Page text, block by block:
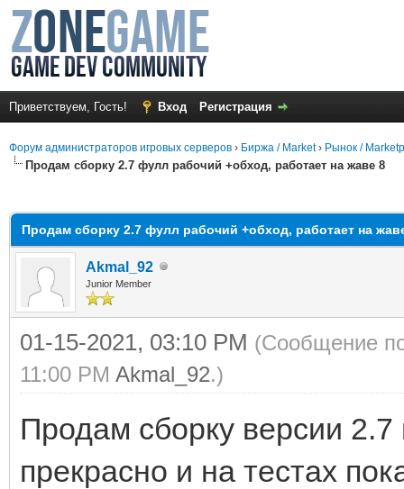
Приветствуем, Гость! Вход Регистрация
Форум администраторов игровых серверов › Биржа / Market› Рынок /
Продам сборку 2.7 фулл рабочий +обход, работает на жаве 8
Продам сборку 2.7 фулл рабочий +обход, работает на
Akmal_92
Junior Member
01-15-2021, 03:10 PM (Сообщение
11:00 PM Akmal_92.)
Продам сборку версии 2.7
прекрасно и на тестах